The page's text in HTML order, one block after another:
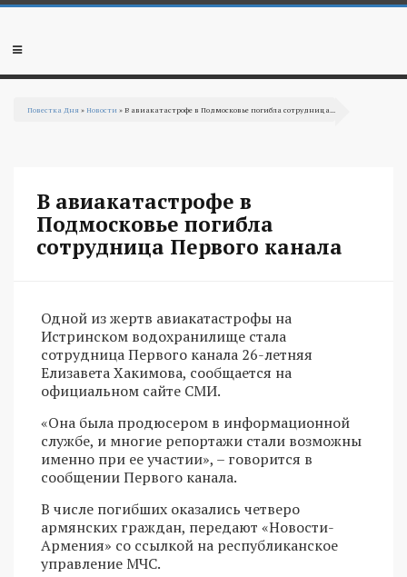
Перейти к основному содержанию
Мобильное
Повестка Дня »Новости » В авиакатастрофе в Подмосковье погибла сотрудница...
В авиакатастрофе в
Подмосковье погибла
сотрудница Первого канала
Одной из жертв авиакатастрофы на
Истринском водохранилище стала
сотрудница Первого канала 26-летняя
Елизавета Хакимова, сообщается на
официальном сайте СМИ.
«Она была продюсером в информационной
службе, и многие репортажи стали возможны
именно при ее участии», – говорится в
сообщении Первого канала.
В числе погибших оказались четверо
армянских граждан, передают «Новости-
Армения» со ссылкой на республиканское
управление МЧС.